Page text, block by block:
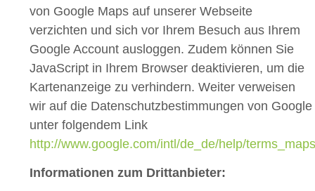
von Google Maps auf unserer Webseite
verzichten und sich vor Ihrem Besuch aus Ihrem
Google Account ausloggen. Zudem können Sie
JavaScript in Ihrem Browser deaktivieren, um die
Kartenanzeige zu verhindern. Weiter verweisen
wir auf die Datenschutzbestimmungen von Google
unter folgendem Link
http://www.google.com/intl/de_de/help/
Informationen zum Drittanbieter: